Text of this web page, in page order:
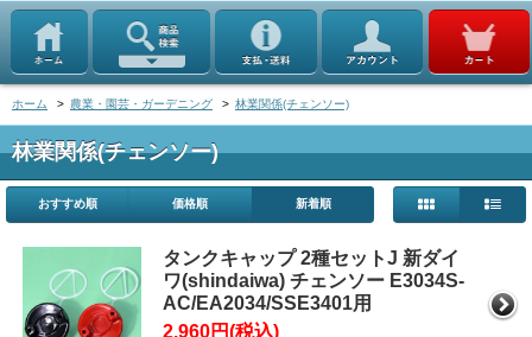
ホーム > 農業・園芸・ガーデニング > 林業関係(チェンソー)
林業関係(チェンソー)
おすすめ順 価格順 新着順
タンクキャップ 2種セットJ 新ダイ
ワ(shindaiwa) チェンソー E3034S-
AC/EA2034/SSE3401用
2,960円(税込)